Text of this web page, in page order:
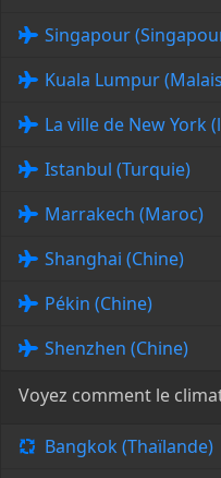
Singapour
Kuala Lumpur
La ville de New York
Istanbul (Turquie)
Marrakech (Maroc)
Shanghai (Chine)
Pékin (Chine)
Shenzhen (Chine)
Voyez comment le
Bangkok (Thaïlande)